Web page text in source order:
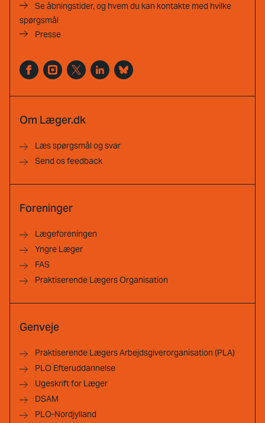
Se åbningstider, og hvem du kan kontakte med hvilke
spørgsmål
Presse
Om Læger.dk
Læs spørgsmål og svar
Send os feedback
Foreninger
Lægeforeningen
Yngre Læger
FAS
Praktiserende Lægers Organisation
Genveje
Praktiserende Lægers Arbejdsgiverorganisation (PLA)
PLO Efteruddannelse
Ugeskrift for Læger
DSAM
PLO-Nordjylland